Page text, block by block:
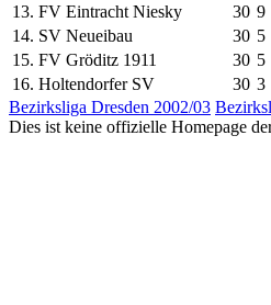
13. FV Eintracht Niesky 30 9
14. SV Neueibau 30 5
15. FV Gröditz 1911 30 5
16. Holtendorfer SV 30 3
Bezirksliga Dresden 2002/03
Dies ist keine offizielle Homepage